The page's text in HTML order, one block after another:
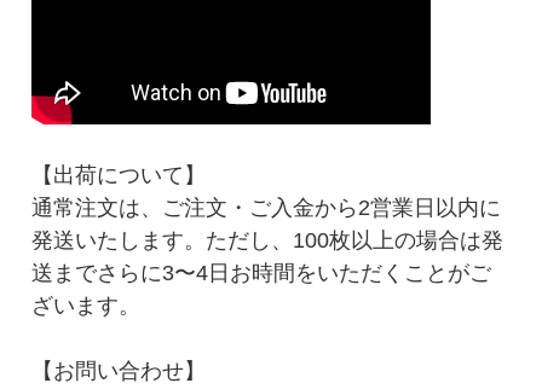
【出荷について】
通常注文は、ご注文・ご入金から2営業日以内に
発送いたします。ただし、100枚以上の場合は発
送までさらに3〜4日お時間をいただくことがご
ざいます。
【お問い合わせ】